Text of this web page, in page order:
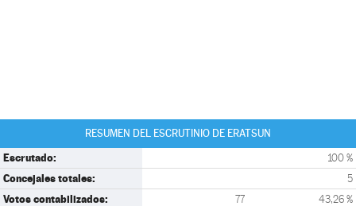
RESUMEN DEL ESCRUTINIO DE ERATSUN
Escrutado: 100 %
Concejales totales: 5
Votos contabilizados: 77 43,26 %